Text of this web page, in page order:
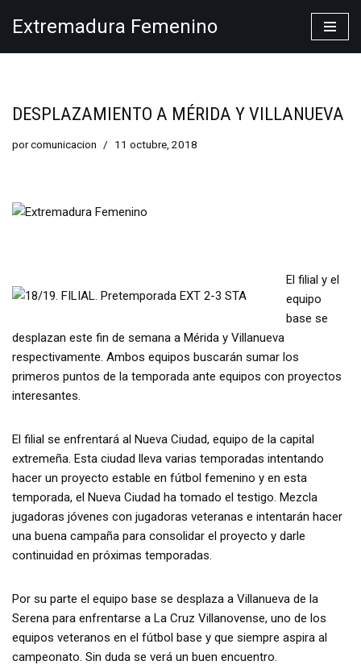
Extremadura Femenino
DESPLAZAMIENTO A MÉRIDA Y VILLANUEVA
porcomunicacion 11 octubre, 2018
El filial y el
equipo
base se
desplazan este fin de semana a Mérida y Villanueva
respectivamente. Ambos equipos buscarán sumar los
primeros puntos de la temporada ante equipos con proyectos
interesantes.
El filial se enfrentará al Nueva Ciudad, equipo de la capital
extremeña. Esta ciudad lleva varias temporadas intentando
hacer un proyecto estable en fútbol femenino y en esta
temporada, el Nueva Ciudad ha tomado el testigo. Mezcla
jugadoras jóvenes con jugadoras veteranas e intentarán hacer
una buena campaña para consolidar el proyecto y darle
continuidad en próximas temporadas.
Por su parte el equipo base se desplaza a Villanueva de la
Serena para enfrentarse a La Cruz Villanovense, uno de los
equipos veteranos en el fútbol base y que siempre aspira al
campeonato. Sin duda se verá un buen encuentro.